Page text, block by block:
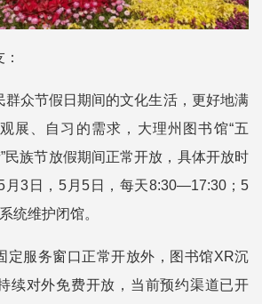
群众节假日期间的文化生活，更好地满
展、自习的需求，大理州图书馆“五
民族节放假期间正常开放，具体开放时
月3日，5月5日，每天8:30—17:30；5
统维护闭馆。
定服务窗口正常开放外，图书馆XR沉
续对外免费开放，当前预约渠道已开